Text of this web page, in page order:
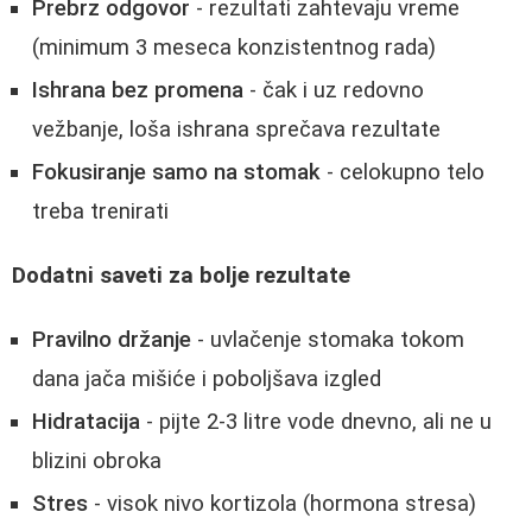
Prebrz odgovor - rezultati zahtevaju vreme
(minimum 3 meseca konzistentnog rada)
Ishrana bez promena - čak i uz redovno
vežbanje, loša ishrana sprečava rezultate
Fokusiranje samo na stomak - celokupno telo
treba trenirati
Dodatni saveti za bolje rezultate
Pravilno držanje - uvlačenje stomaka tokom
dana jača mišiće i poboljšava izgled
Hidratacija - pijte 2-3 litre vode dnevno, ali ne u
blizini obroka
Stres - visok nivo kortizola (hormona stresa)